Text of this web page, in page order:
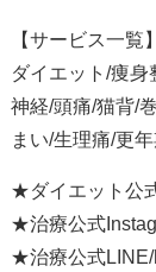
【サービス一覧】
ダイエット/痩
神経/頭痛/猫背/
まい/生理痛/更年
★ダイエット公
★治療公式
★治療公式LINE/